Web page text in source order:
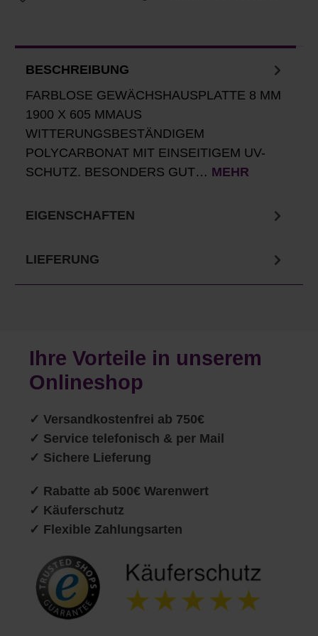
BESCHREIBUNG
FARBLOSE GEWÄCHSHAUSPLATTE 8 MM
1900 X 605 MMAUS
WITTERUNGSBESTÄNDIGEM
POLYCARBONAT MIT EINSEITIGEM UV-
SCHUTZ. BESONDERS GUT… MEHR
EIGENSCHAFTEN
LIEFERUNG
Ihre Vorteile in unserem
Onlineshop
✓ Versandkostenfrei ab 750€
✓ Service telefonisch & per Mail
✓ Sichere Lieferung
✓ Rabatte ab 500€ Warenwert
✓ Käuferschutz
✓ Flexible Zahlungsarten